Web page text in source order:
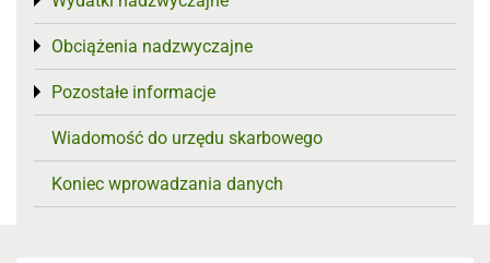
Obciążenia nadzwyczajne
Toggle menu
Pozostałe informacje
Toggle menu
Wiadomość do urzędu skarbowego
Koniec wprowadzania danych